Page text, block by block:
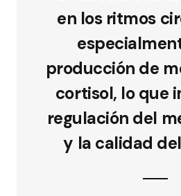
en los ritmos
producción de
cortisol, lo que
regulación del
y la calidad